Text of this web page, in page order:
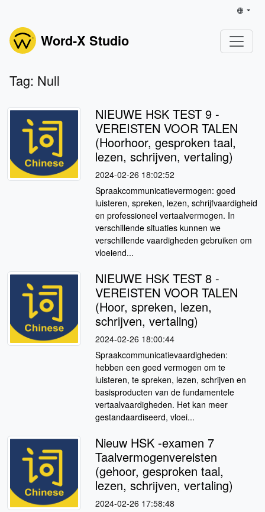
Word-X Studio
Tag: Null
NIEUWE HSK TEST 9 -
VEREISTEN VOOR TALEN
(Hoorhoor, gesproken taal,
lezen, schrijven, vertaling)
2024-02-26 18:02:52
Spraakcommunicatievermogen: goed
luisteren, spreken, lezen, schrijfvaardigheid
en professioneel vertaalvermogen. In
verschillende situaties kunnen we
verschillende vaardigheden gebruiken om
vloeiend...
NIEUWE HSK TEST 8 -
VEREISTEN VOOR TALEN
(Hoor, spreken, lezen,
schrijven, vertaling)
2024-02-26 18:00:44
Spraakcommunicatievaardigheden:
hebben een goed vermogen om te
luisteren, te spreken, lezen, schrijven en
basisproducten van de fundamentele
vertaalvaardigheden. Het kan meer
gestandaardiseerd, vloei...
Nieuw HSK -examen 7
Taalvermogenvereisten
(gehoor, gesproken taal,
lezen, schrijven, vertaling)
2024-02-26 17:58:48